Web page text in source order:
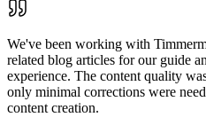
We've been working with
related blog articles for our guide
experience. The content quality
only minimal corrections were
content creation.